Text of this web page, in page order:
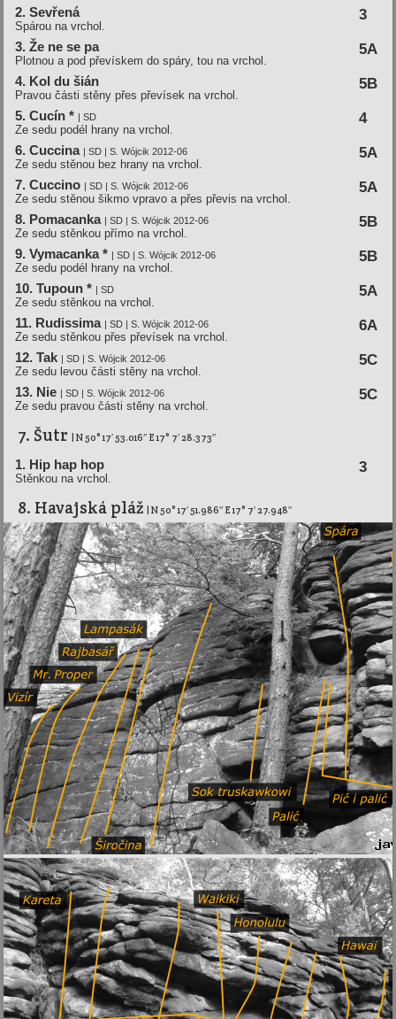
2. Sevřená 3
Spárou na vrchol.
3. Že ne se pa 5A
Plotnou a pod převískem do spáry, tou na vrchol.
4. Kol du šián 5B
Pravou části stěny přes převísek na vrchol.
5. Cucí­n * | SD 4
Ze sedu podél hrany na vrchol.
6. Cuccina | SD | S. Wójcik 2012-06 5A
Ze sedu stěnou bez hrany na vrchol.
7. Cuccino | SD | S. Wójcik 2012-06 5A
Ze sedu stěnou šikmo vpravo a přes převis na vrchol.
8. Pomacanka | SD | S. Wójcik 2012-06 5B
Ze sedu stěnkou přímo na vrchol.
9. Vymacanka * | SD | S. Wójcik 2012-06 5B
Ze sedu podél hrany na vrchol.
10. Tupoun * | SD 5A
Ze sedu stěnkou na vrchol.
11. Rudissima | SD | S. Wójcik 2012-06 6A
Ze sedu stěnkou přes převísek na vrchol.
12. Tak | SD | S. Wójcik 2012-06 5C
Ze sedu levou části stěny na vrchol.
13. Nie | SD | S. Wójcik 2012-06 5C
Ze sedu pravou části stěny na vrchol.
7. Šutr | N 50° 17′ 53.016″ E 17° 7′ 28.373″
1. Hip hap hop 3
Stěnkou na vrchol.
8. Havajská pláž | N 50° 17′ 51.986″ E 17° 7′ 27.948″